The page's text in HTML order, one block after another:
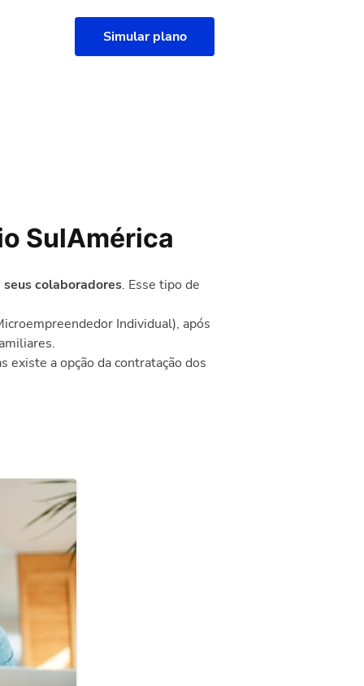
Simular plano
SulAmérica
colaboradores. Esse tipo de
Individual), após
existe a opção da contratação dos